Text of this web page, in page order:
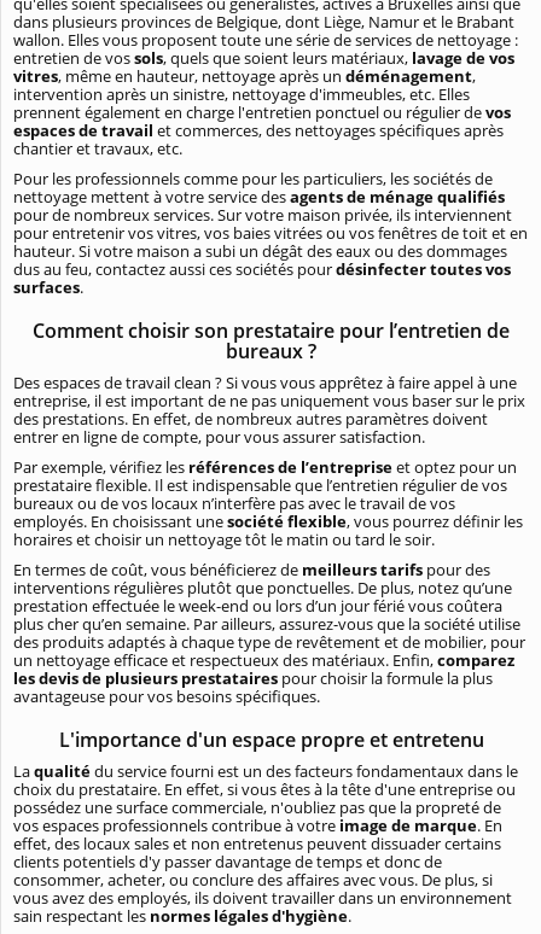
dans plusieurs provinces de Belgique, dont Liège, Namur et le Brabant
wallon. Elles vous proposent toute une série de services de nettoyage :
entretien de vossols, quels que soient leurs matériaux, lavage de vos
vitres, même en hauteur, nettoyage après un déménagement,
intervention après un sinistre, nettoyage d'immeubles, etc. Elles
prennent également en charge l'entretien ponctuel ou régulier devos
espaces de travail et commerces, des nettoyages spécifiques après
chantier et travaux, etc.
Pour les professionnels comme pour les particuliers, les sociétés de
nettoyage mettent à votre service desagents de ménage qualifiés
pour de nombreux services. Sur votre maison privée, ils interviennent
pour entretenir vos vitres, vos baies vitrées ou vos fenêtres de toit et en
hauteur. Si votre maison a subi un dégât des eaux ou des dommages
dus au feu, contactez aussi ces sociétés pourdésinfecter toutes vos
surfaces.
Comment choisir son prestataire pour l’entretien de
bureaux ?
Des espaces de travail clean ? Si vous vous apprêtez à faire appel à une
entreprise, il est important de ne pas uniquement vous baser sur le prix
des prestations. En effet, de nombreux autres paramètres doivent
entrer en ligne de compte, pour vous assurer satisfaction.
Par exemple, vérifiez les références de l’entrepriseet optez pour un
prestataire flexible. Il est indispensable que l’entretien régulier de vos
bureaux ou de vos locaux n’interfère pas avec le travail de vos
employés. En choisissant unesociété flexible, vous pourrez définir les
horaires et choisir un nettoyage tôt le matin ou tard le soir.
En termes de coût, vous bénéficierez de meilleurs tarifs pour des
interventions régulières plutôt que ponctuelles. De plus, notez qu’une
prestation effectuée le week-end ou lors d’un jour férié vous coûtera
plus cher qu’en semaine. Par ailleurs, assurez-vous que la société utilise
des produits adaptés à chaque type de revêtement et de mobilier, pour
un nettoyage efficace et respectueux des matériaux. Enfin,comparez
les devis de plusieurs prestataires pour choisir la formule la plus
avantageuse pour vos besoins spécifiques.
L'importance d'un espace propre et entretenu
Laqualitédu service fourni est un des facteurs fondamentaux dans le
choix du prestataire. En effet, si vous êtes à la tête d'une entreprise ou
possédez une surface commerciale, n'oubliez pas que la propreté de
vos espaces professionnels contribue à votre image de marque. En
effet, des locaux sales et non entretenus peuvent dissuader certains
clients potentiels d'y passer davantage de temps et donc de
consommer, acheter, ou conclure des affaires avec vous. De plus, si
vous avez des employés, ils doivent travailler dans un environnement
sain respectant les normes légales d'hygiène.